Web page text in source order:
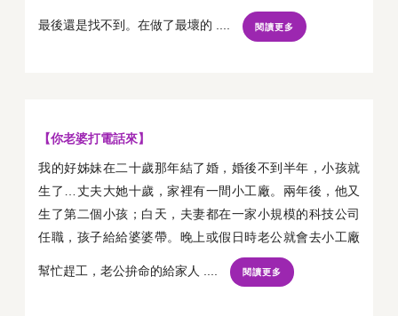
最後還是找不到。在做了最壞的 .... 閱讀更多
【你老婆打電話來】
我的好姊妹在二十歲那年結了婚，婚後不到半年，小孩就
生了…丈夫大她十歲，家裡有一間小工廠。兩年後，他又
生了第二個小孩；白天，夫妻都在一家小規模的科技公司
任職，孩子給給婆婆帶。晚上或假日時老公就會去小工廠
幫忙趕工，老公拚命的給家人 .... 閱讀更多